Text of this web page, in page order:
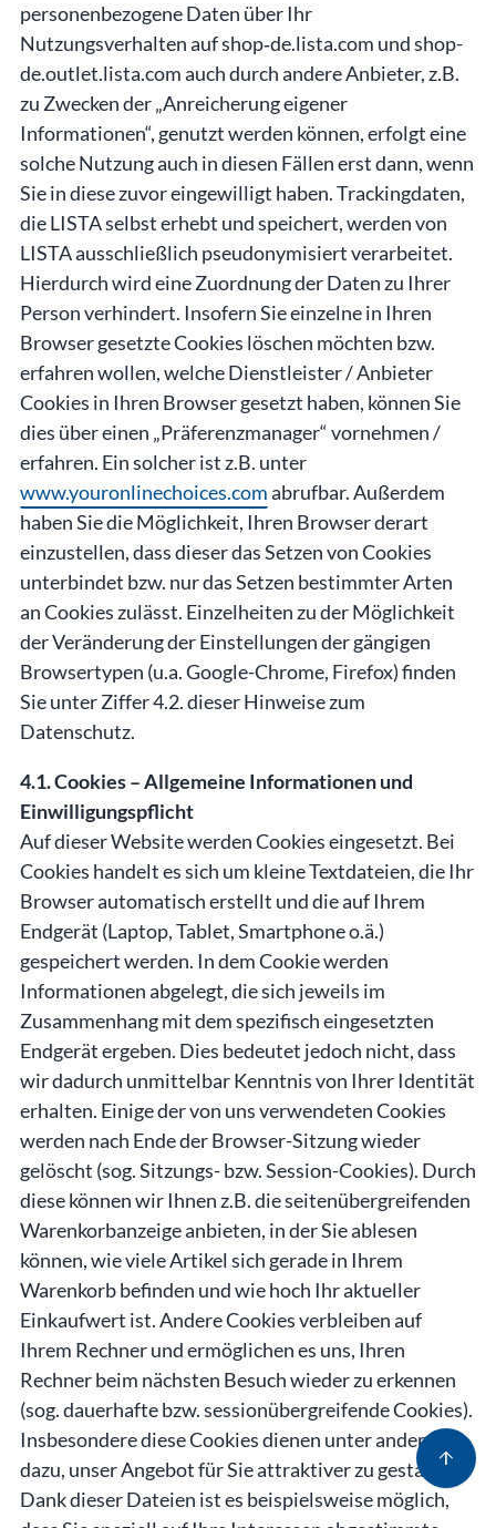
personenbezogene Daten über Ihr
Nutzungsverhalten auf shop‑de.lista.com und shop-
de.outlet.lista.com auch durch andere Anbieter, z.B.
zu Zwecken der „Anreicherung eigener
Informationen“, genutzt werden können, erfolgt eine
solche Nutzung auch in diesen Fällen erst dann, wenn
Sie in diese zuvor eingewilligt haben. Trackingdaten,
die LISTA selbst erhebt und speichert, werden von
LISTA ausschließlich pseudonymisiert verarbeitet.
Hierdurch wird eine Zuordnung der Daten zu Ihrer
Person verhindert. Insofern Sie einzelne in Ihren
Browser gesetzte Cookies löschen möchten bzw.
erfahren wollen, welche Dienstleister / Anbieter
Cookies in Ihren Browser gesetzt haben, können Sie
dies über einen „Präferenzmanager“ vornehmen /
erfahren. Ein solcher ist z.B. unter
www.youronlinechoices.comabrufbar. Außerdem
haben Sie die Möglichkeit, Ihren Browser derart
einzustellen, dass dieser das Setzen von Cookies
unterbindet bzw. nur das Setzen bestimmter Arten
an Cookies zulässt. Einzelheiten zu der Möglichkeit
der Veränderung der Einstellungen der gängigen
Browsertypen (u.a. Google-Chrome, Firefox) finden
Sie unter Ziffer 4.2. dieser Hinweise zum
Datenschutz.
4.1. Cookies – Allgemeine Informationen und
Einwilligungspflicht
Auf dieser Website werden Cookies eingesetzt. Bei
Cookies handelt es sich um kleine Textdateien, die Ihr
Browser automatisch erstellt und die auf Ihrem
Endgerät (Laptop, Tablet, Smartphone o.ä.)
gespeichert werden. In dem Cookie werden
Informationen abgelegt, die sich jeweils im
Zusammenhang mit dem spezifisch eingesetzten
Endgerät ergeben. Dies bedeutet jedoch nicht, dass
wir dadurch unmittelbar Kenntnis von Ihrer Identität
erhalten. Einige der von uns verwendeten Cookies
werden nach Ende der Browser-Sitzung wieder
gelöscht (sog. Sitzungs- bzw. Session-Cookies). Durch
diese können wir Ihnen z.B. die seitenübergreifenden
Warenkorbanzeige anbieten, in der Sie ablesen
können, wie viele Artikel sich gerade in Ihrem
Warenkorb befinden und wie hoch Ihr aktueller
Einkaufwert ist. Andere Cookies verbleiben auf
Ihrem Rechner und ermöglichen es uns, Ihren
Rechner beim nächsten Besuch wieder zu erkennen
(sog. dauerhafte bzw. sessionübergreifende Cookies).
Insbesondere diese Cookies dienen unter anderem
dazu, unser Angebot für Sie attraktiver zu gestalten.
Dank dieser Dateien ist es beispielsweise möglich,
arrow_upward